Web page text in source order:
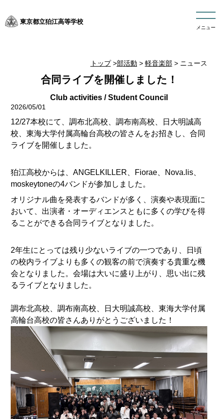
東京都立狛江高等学校
メニュー
トップ>部活動 > 軽音楽部> ニュース
合同ライブを開催しました！
2026/05/01
12/27本校にて、調布北高校、調布南高校、日大明誠高
校、東海大学付属高輪台高校の皆さんをお招きし、合同
ライブを開催しました。
狛江高校からは、ANGELKILLER、Fiorae、Nova.lis、
moskeytoneの4バンドが参加しました。
オリジナル曲を発表するバンドが多く、演奏や表現面に
おいて、出演者・オーディエンスともに多くの学びを得
ることができる合同ライブとなりました。
2年生にとっては残り少ないライブの一つであり、日頃
の校内ライブよりも多くの観客の前で演奏する貴重な機
会となりました。会場は大いに盛り上がり、思い出に残
るライブとなりました。
調布北高校、調布南高校、日大明誠高校、東海大学付属
高輪台高校の皆さんありがとうございました！